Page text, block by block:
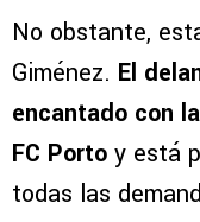
No obstante,
Giménez. El
encantado con
FC Porto y está
todas las